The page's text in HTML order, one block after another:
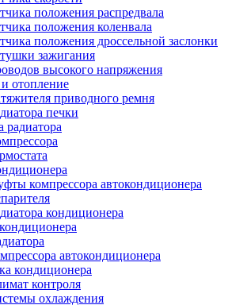
положения распредвала
положения коленвала
положения дроссельной заслонки
зажигания
высокого напряжения
отопление
приводного ремня
печки
компрессора автокондиционера
кондиционера
автокондиционера
кондиционера
контроля
охлаждения